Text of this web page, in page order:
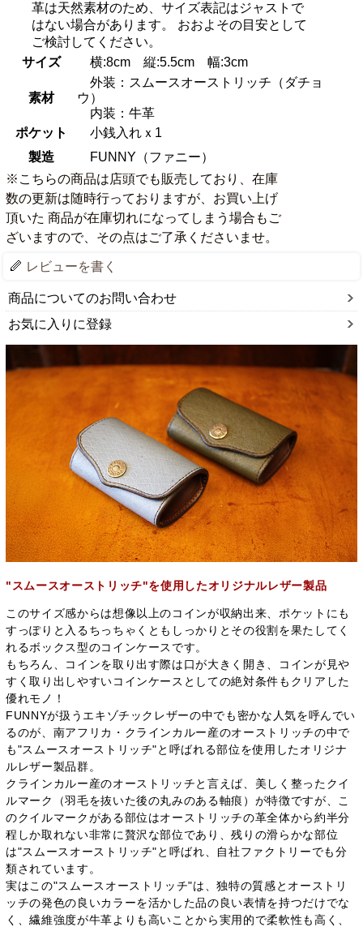
革は天然素材のため、サイズ表記はジャストで
はない場合があります。 おおよその目安として
ご検討してください。
サイズ
横:8cm 縦:5.5cm 幅:3cm
素材
外装：スムースオーストリッチ（ダチョ
ウ）
内装：牛革
ポケット
小銭入れｘ1
製造
FUNNY（ファニー）
※こちらの商品は店頭でも販売しており、在庫
数の更新は随時行っておりますが、お買い上げ
頂いた 商品が在庫切れになってしまう場合もご
ざいますので、その点はご了承くださいませ。
レビューを書く
商品についてのお問い合わせ
お気に入りに登録
"スムースオーストリッチ"を使用したオリジナルレザー製品
このサイズ感からは想像以上のコインが収納出来、ポケットにも
すっぽりと入るちっちゃくともしっかりとその役割を果たしてく
れるボックス型のコインケースです。
もちろん、コインを取り出す際は口が大きく開き、コインが見や
すく取り出しやすいコインケースとしての絶対条件もクリアした
優れモノ！
FUNNYが扱うエキゾチックレザーの中でも密かな人気を呼んでい
るのが、南アフリカ・クラインカルー産のオーストリッチの中で
も"スムースオーストリッチ"と呼ばれる部位を使用したオリジナ
ルレザー製品群。
クラインカルー産のオーストリッチと言えば、美しく整ったクイ
ルマーク（羽毛を抜いた後の丸みのある軸痕）が特徴ですが、こ
のクイルマークがある部位はオーストリッチの革全体から約半分
程しか取れない非常に贅沢な部位であり、残りの滑らかな部位
は"スムースオーストリッチ"と呼ばれ、自社ファクトリーでも分
類されています。
実はこの"スムースオーストリッチ"は、独特の質感とオーストリ
ッチの発色の良いカラーを活かした品の良い表情を持つだけでな
く、繊維強度が牛革よりも高いことから実用的で柔軟性も高く、